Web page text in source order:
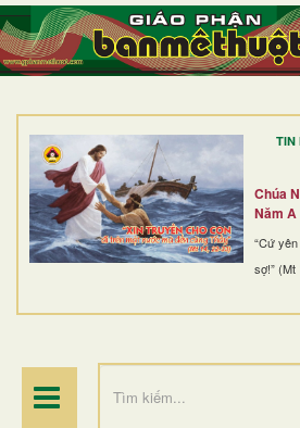
TIN
Chúa
Năm A
“Cứ
sợ!” (Mt
TRANG NHẤT
GIỚI THIỆU
DÒNG TU
BAN MỤC VỤ
ĐOÀN THỂ CG
ĐIỂM HÀNH HƯƠNG